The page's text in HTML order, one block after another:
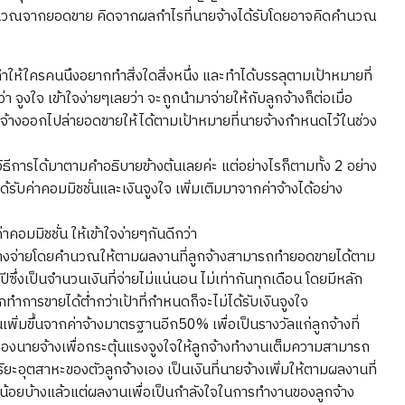
ณจากยอดขาย คิดจากผลกำไรที่นายจ้างได้รับโดยอาจคิดคำนวณ
ห้ใครคนนึงอยากทำสิ่งใดสิ่งหนึ่ง และทำได้บรรลุตามเป้าหมายที่
งใจ เข้าใจง่ายๆเลยว่า จะถูกนำมาจ่ายให้กับลูกจ้างก็ต่อเมื่อ
ออกไปล่ายอดขายให้ได้ตามเป้าหมายที่นายจ้างกำหนดไว้ในช่วง
รได้มาตามคำอธิบายข้างต้นเลยค่ะ แต่อย่างไรก็ตามทั้ง 2 อย่าง
บค่าคอมมิชชั่นและเงินจูงใจ เพิ่มเติมมาจากค่าจ้างได้อย่าง
คอมมิชชั่น ให้เข้าใจง่ายๆกันดีกว่า
ายโดยคำนวณให้ตามผลงานที่ลูกจ้างสามารถทำยอดขายได้ตาม
ซึ่งเป็นจำนวนเงินที่จ่ายไม่แน่นอน ไม่เท่ากันทุกเดือน โดยมีหลัก
การขายได้ต่ำกว่าเป้าที่กำหนดก็จะไม่ได้รับเงินจูงใจ
มขึ้นจากค่าจ้างมาตรฐานอีก50% เพื่อเป็นรางวัลแก่ลูกจ้างที่
นายจ้างเพื่อกระตุ้นแรงจูงใจให้ลูกจ้างทำงานเต็มความสามารถ
อุตสาหะของตัวลูกจ้างเอง เป็นเงินที่นายจ้างเพิ่มให้ตามผลงานที่
บ้างแล้วแต่ผลงานเพื่อเป็นกำลังใจในการทำงานของลูกจ้าง